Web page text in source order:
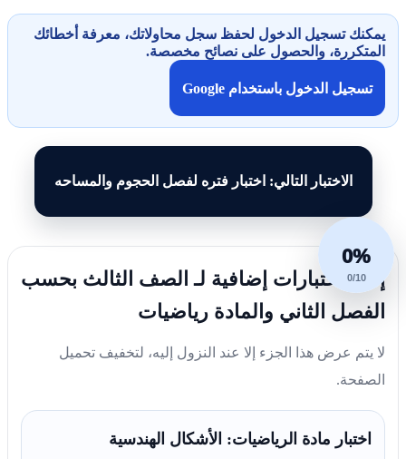
يمكنك تسجيل الدخول لحفظ سجل محاولاتك، معرفة أخطائك
المتكررة، والحصول على نصائح مخصصة.
تسجيل الدخول باستخدام Google
الاختبار التالي: اختبار فتره لفصل الحجوم والمساحه
0%
0/10
إليك اختبارات إضافية لـ الصف الثالث بحسب
الفصل الثاني والمادة رياضيات
لا يتم عرض هذا الجزء إلا عند النزول إليه، لتخفيف تحميل
الصفحة.
اختبار مادة الرياضيات: الأشكال الهندسية